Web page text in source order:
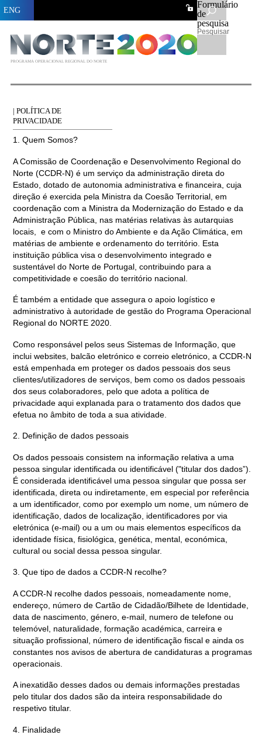
Formulário
de
pesquisa
Pesquisar
PROGRAMA OPERACIONAL REGIONAL DO NORTE
ENG
| POLÍTICA DE
PRIVACIDADE
1. Quem Somos?
A Comissão de Coordenação e Desenvolvimento Regional do
Norte (CCDR-N) é um serviço da administração direta do
Estado, dotado de autonomia administrativa e financeira, cuja
direção é exercida pela Ministra da Coesão Territorial, em
coordenação com a Ministra da Modernização do Estado e da
Administração Pública, nas matérias relativas às autarquias
locais, e com o Ministro do Ambiente e da Ação Climática, em
matérias de ambiente e ordenamento do território. Esta
instituição pública visa o desenvolvimento integrado e
sustentável do Norte de Portugal, contribuindo para a
competitividade e coesão do território nacional.
É também a entidade que assegura o apoio logístico e
administrativo à autoridade de gestão do Programa Operacional
Regional do NORTE 2020.
Como responsável pelos seus Sistemas de Informação, que
inclui websites, balcão eletrónico e correio eletrónico, a CCDR-N
está empenhada em proteger os dados pessoais dos seus
clientes/utilizadores de serviços, bem como os dados pessoais
dos seus colaboradores, pelo que adota a política de
privacidade aqui explanada para o tratamento dos dados que
efetua no âmbito de toda a sua atividade.
2. Definição de dados pessoais
Os dados pessoais consistem na informação relativa a uma
pessoa singular identificada ou identificável ("titular dos dados”).
É considerada identificável uma pessoa singular que possa ser
identificada, direta ou indiretamente, em especial por referência
a um identificador, como por exemplo um nome, um número de
identificação, dados de localização, identificadores por via
eletrónica (e-mail) ou a um ou mais elementos específicos da
identidade física, fisiológica, genética, mental, económica,
cultural ou social dessa pessoa singular.
3. Que tipo de dados a CCDR-N recolhe?
A CCDR-N recolhe dados pessoais, nomeadamente nome,
endereço, número de Cartão de Cidadão/Bilhete de Identidade,
data de nascimento, género, e-mail, numero de telefone ou
telemóvel, naturalidade, formação académica, carreira e
situação profissional, número de identificação fiscal e ainda os
constantes nos avisos de abertura de candidaturas a programas
operacionais.
A inexatidão desses dados ou demais informações prestadas
pelo titular dos dados são da inteira responsabilidade do
respetivo titular.
4. Finalidade